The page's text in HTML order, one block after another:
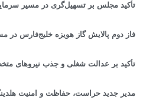
تأکید مجلس بر تسهیل‌گری در مسیر
فاز دوم پالایش گاز هویزه خلیج‌فارس در
تأکید بر عدالت شغلی و جذب نیروهای
مدیر جدید حراست، حفاظت و امنیت